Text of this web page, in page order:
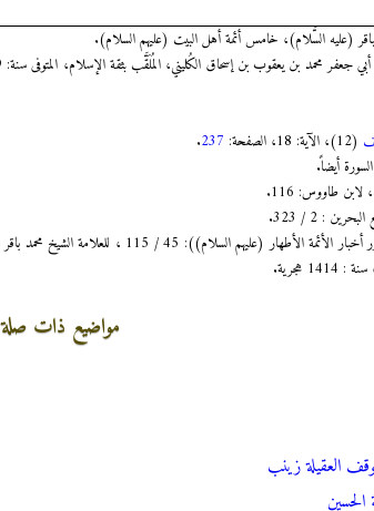
(عليه السَّلام)، خامس أئمة أهل البيت (عليهم السلام).
(12)، الآية: 18، الصفحة: 237
.
طاووس: 116.
: 2 / 323.
هجرية.
مواضيع ذات صلة
العقيلة زينب